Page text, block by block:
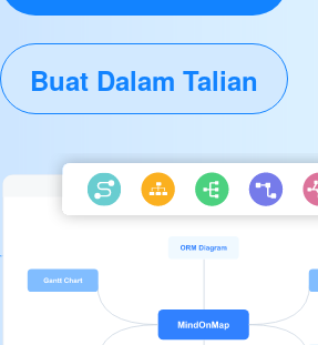
Buat Dalam Talian